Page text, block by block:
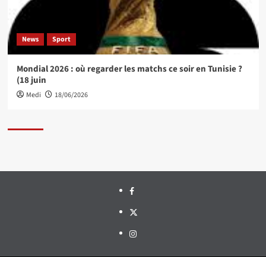
News Sport
Mondial 2026 : où regarder les matchs ce soir en Tunisie ?
(18 juin
Medi 18/06/2026
Facebook
Twitter
Instagram